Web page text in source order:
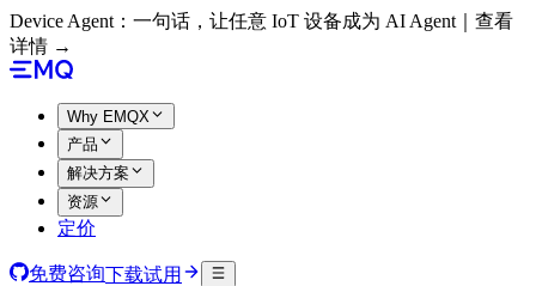
Device Agent：一句话，让任意 IoT 设备成为 AI Agent｜查看
详情 →
Why EMQX
产品
解决方案
资源
定价
免费咨询下载试用